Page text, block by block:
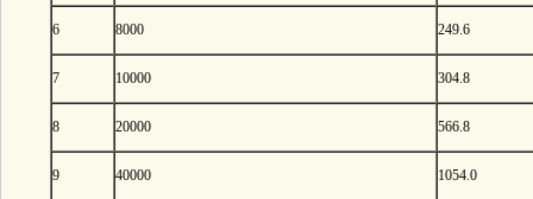
6 8000 249.6
7 10000 304.8
8 20000 566.8
9 40000 1054.0